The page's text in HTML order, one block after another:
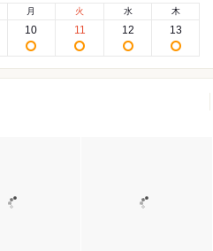
月
10
火
11
水
12
木
13